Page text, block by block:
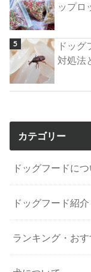
ップロ
ドッグ
対処法
カテゴリー
ドッグフードにつ
ドッグフード紹介
ランキング・おす